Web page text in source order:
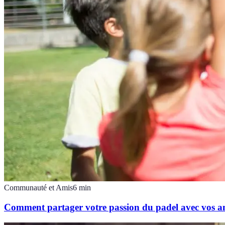
Communauté et Amis6 min
Comment partager votre passion du padel avec vos